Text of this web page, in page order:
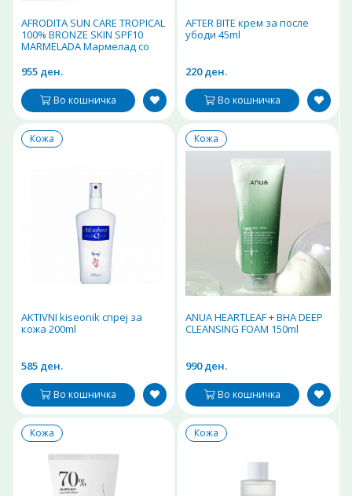
AFRODITA SUN CARE TROPICAL
100% BRONZE SKIN SPF10
MARMELADA Мармелад со
955 ден.
Во кошничка
AFTER BITE крем за после
убоди 45ml
220 ден.
Во кошничка
Кожа
AKTIVNI kiseonik спреј за
кожа 200ml
585 ден.
Во кошничка
Кожа
ANUA HEARTLEAF + BHA DEEP
CLEANSING FOAM 150ml
990 ден.
Во кошничка
Кожа Кожа